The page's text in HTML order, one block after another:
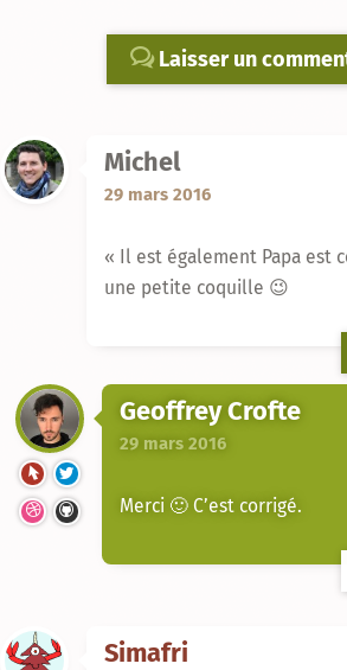
Laisser un
Michel
29 mars 2016
« Il est également Papa est
une petite coquille 😉
Geoffrey Crofte
29 mars 2016
Merci 🙂 C’est corrigé.
Simafri